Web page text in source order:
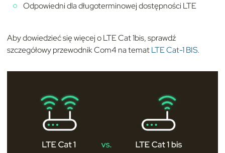
Odpowiedni dla długoterminowej dostępności LTE
Aby dowiedzieć się więcej o LTE Cat 1bis, sprawdź
szczegółowy przewodnik Com4 na tematLTE Cat-1 BIS.